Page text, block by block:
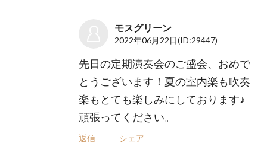
モスグリーン
2022年06月22日(ID:29447)
先日の定期演奏会のご盛会、おめで
とうございます！夏の室内楽も吹奏
楽もとても楽しみにしております♪
頑張ってください。
返信 シェア